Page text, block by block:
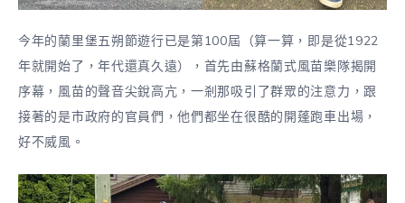
今年的蘭里堡五朔節遊行已是第100屆（算一算，即是從1922
年就開始了，年代還真久遠），首先由蘇格蘭式風苗樂隊揭開
序幕，風苗的聲音尖銳高亢，一剎那吸引了群眾的注意力，跟
接著的是市政府的官員們，他們都坐在很酷的開蓬跑車出場，
好不威風。